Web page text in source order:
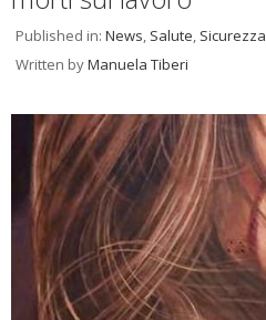
Published in: News, Salute, Sicurezza
Written byManuela Tiberi